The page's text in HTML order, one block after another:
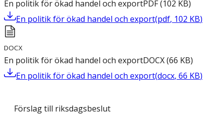
En politik för ökad handel och exportPDF(102 KB)
En politik för ökad handel och export(pdf, 102 KB)
DOCX
En politik för ökad handel och exportDOCX(66 KB)
En politik för ökad handel och export(docx, 66 KB)
Förslag till riksdagsbeslut